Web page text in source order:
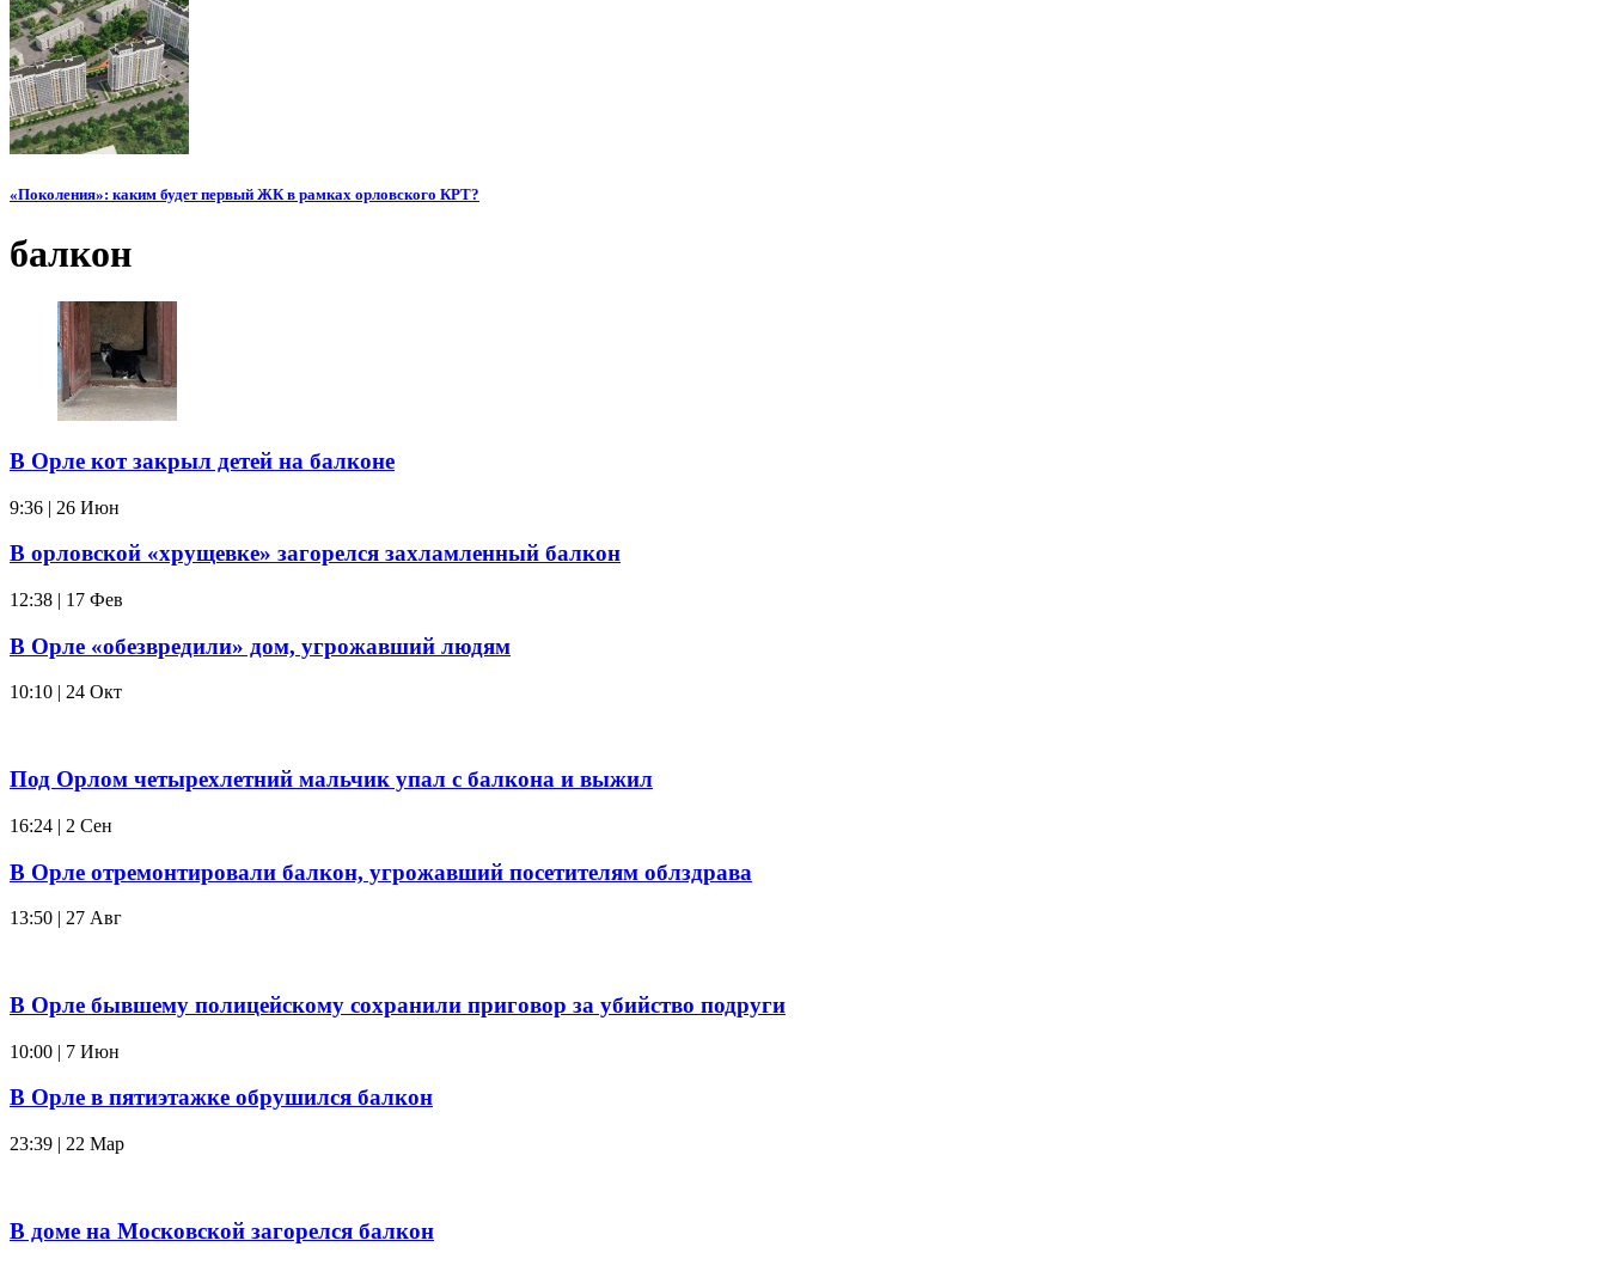
«Поколения»: каким будет первый ЖК в рамках орловского КРТ?
балкон
В Орле кот закрыл детей на балконе
9:36 | 26 Июн
В орловской «хрущевке» загорелся захламленный балкон
12:38 | 17 Фев
В Орле «обезвредили» дом, угрожавший людям
10:10 | 24 Окт
Под Орлом четырехлетний мальчик упал с балкона и выжил
16:24 | 2 Сен
В Орле отремонтировали балкон, угрожавший посетителям облздрава
13:50 | 27 Авг
В Орле бывшему полицейскому сохранили приговор за убийство подруги
10:00 | 7 Июн
В Орле в пятиэтажке обрушился балкон
23:39 | 22 Мар
В доме на Московской загорелся балкон